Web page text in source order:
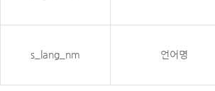
s_lang_nm 언어명